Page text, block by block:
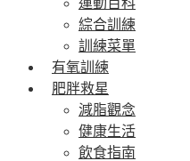
運動百科
綜合訓練
訓練菜單
有氧訓練
肥胖救星
減脂觀念
健康生活
飲食指南